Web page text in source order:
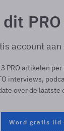
dit
account
PRO artikelen per
interviews,
over de laatste
Word gratis lid